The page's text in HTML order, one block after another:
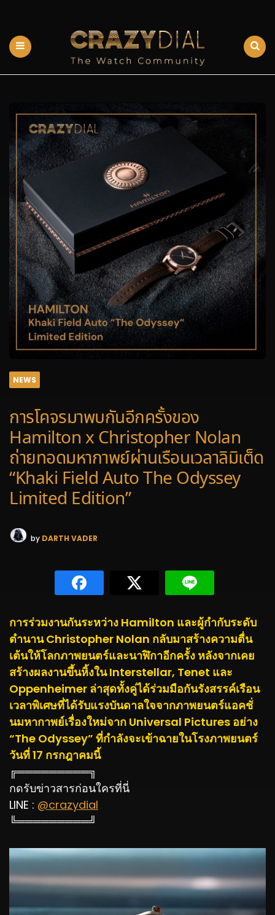
NEWS
การโคจรมาพบกันอีกครั้งของ
Hamilton x Christopher Nolan
ถ่ายทอดมหากาพย์ผ่านเรือนเวลาลิมิเต็ด
“Khaki Field Auto The Odyssey
Limited Edition”
by DARTH VADER
การร่วมงานกันระหว่าง Hamilton และผู้กำกับระดับ
ตำนาน Christopher Nolan กลับมาสร้างความตื่น
เต้นให้โลกภาพยนตร์และนาฬิกาอีกครั้ง หลังจากเคย
สร้างผลงานขึ้นหิ้งใน Interstellar, Tenet และ
Oppenheimer ล่าสุดทั้งคู่ได้ร่วมมือกันรังสรรค์เรือน
เวลาพิเศษที่ได้รับแรงบันดาลใจจากภาพยนตร์แอคชั่
นมหากาพย์เรื่องใหม่จาก Universal Pictures อย่าง
“The Odyssey” ที่กำลังจะเข้าฉายในโรงภาพยนตร์
วันที่ 17 กรกฎาคมนี้
╔═════════╗
กดรับข่าวสารก่อนใครที่นี่
LINE : @crazydial
╚═════════╝